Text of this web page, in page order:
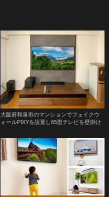
大阪府和泉市のマンションでフェイクウ
ォールPIXYを設置し65型テレビを壁掛け